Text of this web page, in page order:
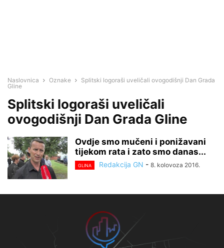
Naslovnica Oznake
Splitski logoraši uveličali ovogodišnji Dan Grada
Gline
Splitski logoraši uveličali
ovogodišnji Dan Grada Gline
Ovdje smo mučeni i ponižavani
tijekom rata i zato smo danas...
GLINA Redakcija GN - 8. kolovoza 2016.